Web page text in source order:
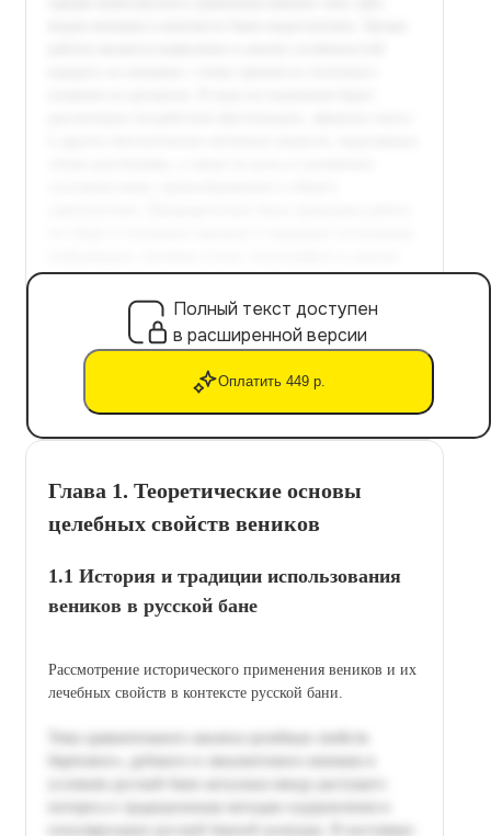
Полный текст доступен
в расширенной версии
Оплатить 449 р.
Глава 1. Теоретические основы
целебных свойств веников
1.1 История и традиции использования
веников в русской бане
Рассмотрение исторического применения веников и их
лечебных свойств в контексте русской бани.